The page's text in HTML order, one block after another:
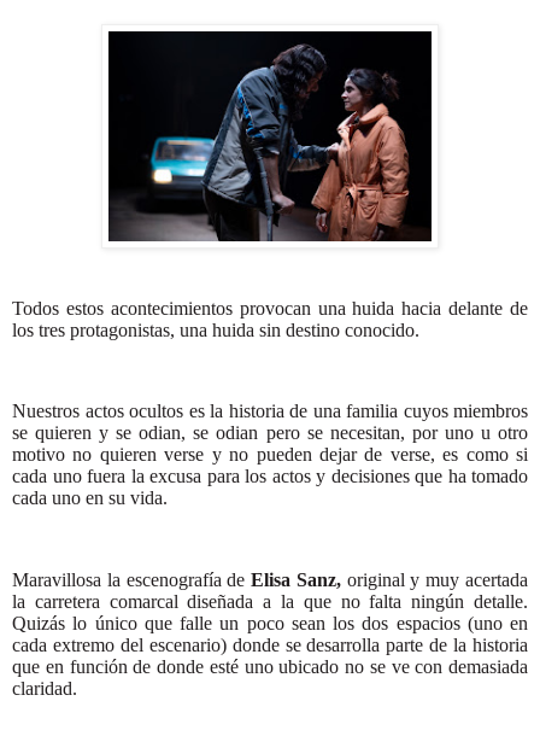
Todos estos acontecimientos provocan una huida hacia delante de
los tres protagonistas, una huida sin destino conocido.
Nuestros actos ocultos es la historia de una familia cuyos miembros
se quieren y se odian, se odian pero se necesitan, por uno u otro
motivo no quieren verse y no pueden dejar de verse, es como si
cada uno fuera la excusa para los actos y decisiones que ha tomado
cada uno en su vida.
Maravillosa la escenografía deElisa Sanz, original y muy acertada
la carretera comarcal diseñada a la que no falta ningún detalle.
Quizás lo único que falle un poco sean los dos espacios (uno en
cada extremo del escenario) donde se desarrolla parte de la historia
que en función de donde esté uno ubicado no se ve con demasiada
claridad.